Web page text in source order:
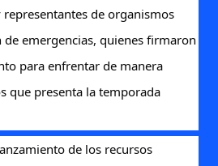
de organismos
emergencias, quienes firmaron
para enfrentar de manera
que presenta la temporada
de los recursos